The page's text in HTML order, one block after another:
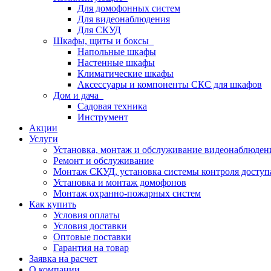
Для домофонных систем
Для видеонаблюдения
Для СКУД
Шкафы, щиты и боксы
Напольные шкафы
Настенные шкафы
Климатические шкафы
Аксессуары и компоненты СКС для шкафов
Дом и дача
Садовая техника
Инструмент
Акции
Услуги
Установка, монтаж и обслуживание
Ремонт и обслуживание
Монтаж СКУД, установка системы контроля
Установка и монтаж домофонов
Монтаж охранно-пожарных систем
Как купить
Условия оплаты
Условия доставки
Оптовые поставки
Гарантия на товар
Заявка на расчет